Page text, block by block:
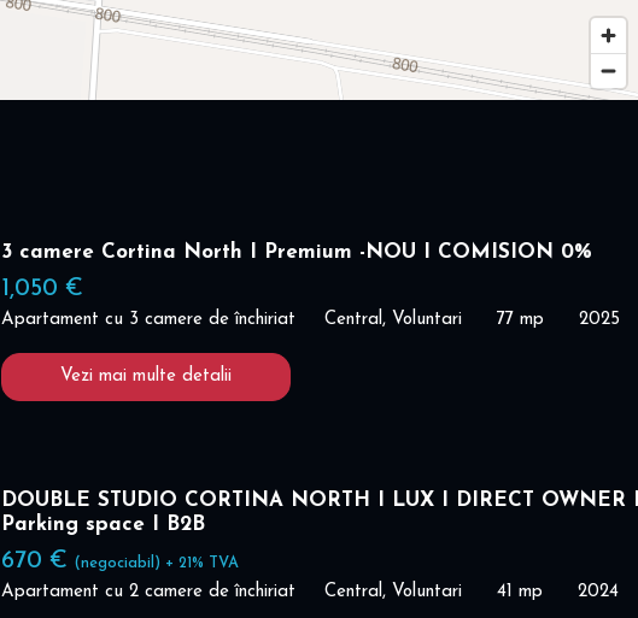
3 camere Cortina North I Premium -NOU I COMISION 0%
1,050 €
Apartament cu 3 camere de închiriat Central, Voluntari 77 mp 2025
Vezi mai multe detalii
DOUBLE STUDIO CORTINA NORTH I LUX I DIRECT OWNER
Parking space I B2B
670 € (negociabil) + 21% TVA
Apartament cu 2 camere de închiriat Central, Voluntari 41 mp 2024